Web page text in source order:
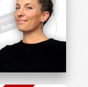
Übungsleiterin